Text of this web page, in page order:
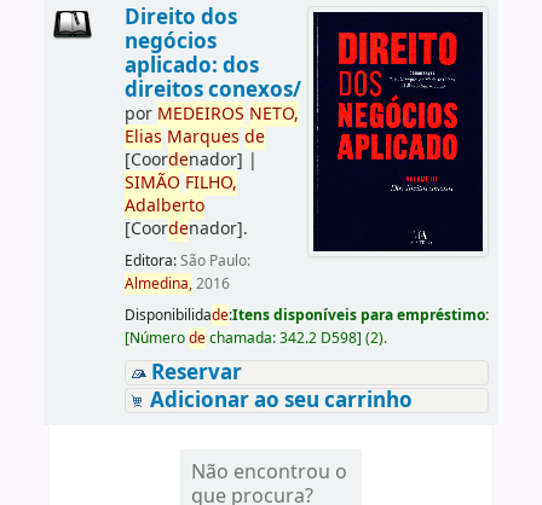
Direito dos
negócios
aplicado: dos
direitos conexos/
por MEDEIROS NETO,
Elias Marques de
[Coordenador] |
SIMÃO FILHO,
Adalberto
[Coordenador].
Editora:São Paulo:
Almedina,2016
Disponibilidade:Itens disponíveis para empréstimo:
[Númerodechamada:342.2 D598] (2).
Reservar
Adicionar ao seu carrinho
Não encontrou o
que procura?